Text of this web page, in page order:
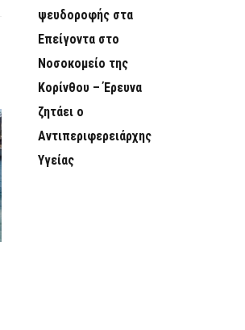
ψευδοροφής στα
Επείγοντα στο
Νοσοκομείο της
Κορίνθου – Έρευνα
ζητάει ο
Αντιπεριφερειάρχης
Υγείας